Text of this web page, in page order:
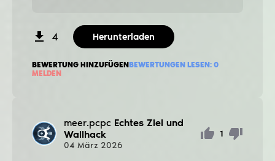
4 Herunterladen
BEWERTUNG HINZUFÜGENBEWERTUNGEN LESEN: 0
MELDEN
meer.pcpc Echtes Ziel und
Wallhack
04 März 2026
1